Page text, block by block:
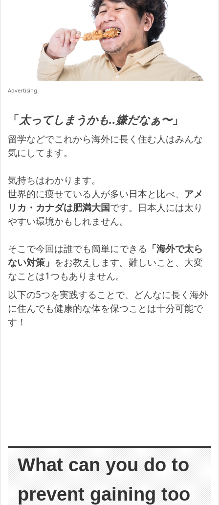
Advertising
「太ってしまうかも..嫌だなぁ〜」
留学などでこれから海外に長く住む人はみんな
気にしてます。
気持ちはわかります。
世界的に痩せている人が多い日本と比べ、 アメ
リカ・カナダは肥満大国です。日本人には太り
やすい環境かもしれません。
そこで今回は誰でも簡単にできる 「海外で太ら
ない対策」 をお教えします。難しいこと、大変
なことは1つもありません。
以下の5つを実践することで、どんなに長く海外
に住んでも健康的な体を保つことは十分可能で
す！
What can you do to
prevent gaining too